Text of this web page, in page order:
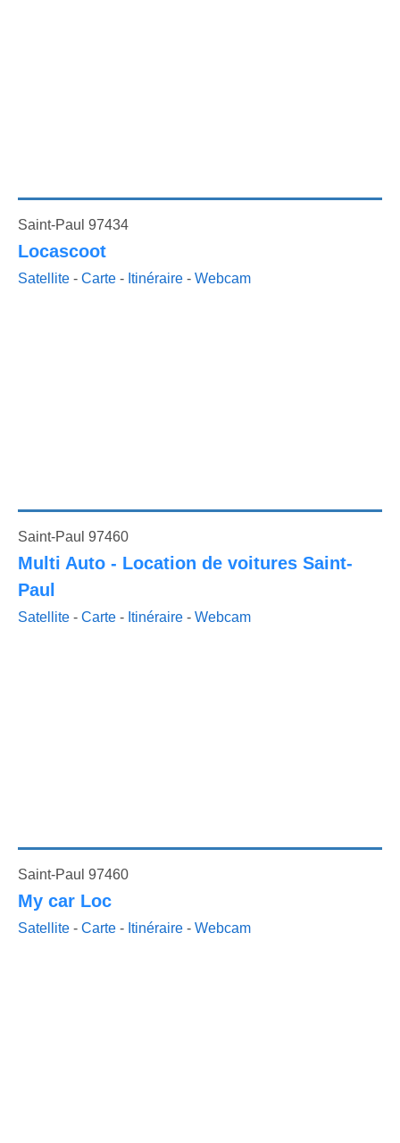
Saint-Paul 97434
Locascoot
Satellite - Carte - Itinéraire - Webcam
Saint-Paul 97460
Multi Auto - Location de voitures Saint-
Paul
Satellite - Carte - Itinéraire - Webcam
Saint-Paul 97460
My car Loc
Satellite - Carte - Itinéraire - Webcam